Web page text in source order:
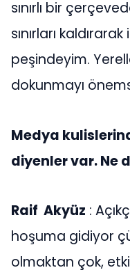
sınırlı bir
sınırları
peşindeyim.
dokunmayı
Medya
diyenler var. Ne
Raif Akyüz :
hoşuma gidiyor
olmaktan çok,